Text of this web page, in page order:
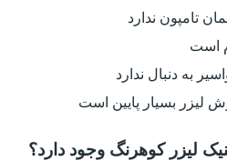
تامپون ندارد
است
به دنبال ندارد
لیزر بسیار پایین است
لیزر کوهرنگ وجود دارد؟